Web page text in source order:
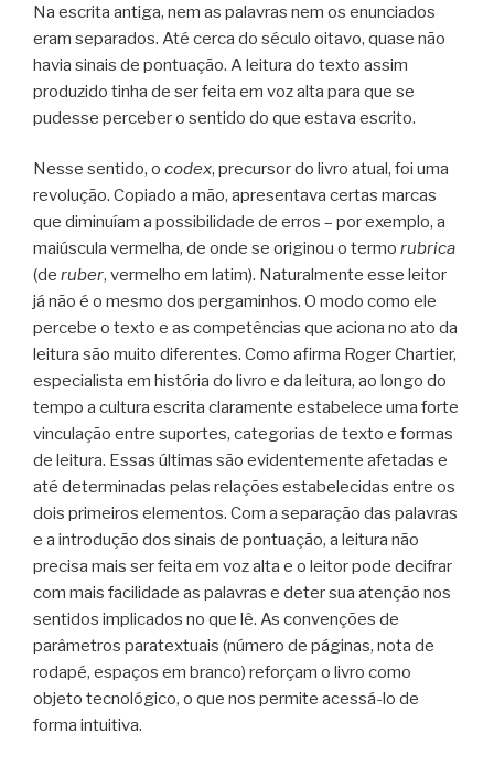
Na escrita antiga, nem as palavras nem os enunciados
eram separados. Até cerca do século oitavo, quase não
havia sinais de pontuação. A leitura do texto assim
produzido tinha de ser feita em voz alta para que se
pudesse perceber o sentido do que estava escrito.
Nesse sentido, o codex, precursor do livro atual, foi uma
revolução. Copiado a mão, apresentava certas marcas
que diminuíam a possibilidade de erros – por exemplo, a
maiúscula vermelha, de onde se originou o termo rubrica
(de ruber, vermelho em latim). Naturalmente esse leitor
já não é o mesmo dos pergaminhos. O modo como ele
percebe o texto e as competências que aciona no ato da
leitura são muito diferentes. Como afirma Roger Chartier,
especialista em história do livro e da leitura, ao longo do
tempo a cultura escrita claramente estabelece uma forte
vinculação entre suportes, categorias de texto e formas
de leitura. Essas últimas são evidentemente afetadas e
até determinadas pelas relações estabelecidas entre os
dois primeiros elementos. Com a separação das palavras
e a introdução dos sinais de pontuação, a leitura não
precisa mais ser feita em voz alta e o leitor pode decifrar
com mais facilidade as palavras e deter sua atenção nos
sentidos implicados no que lê. As convenções de
parâmetros paratextuais (número de páginas, nota de
rodapé, espaços em branco) reforçam o livro como
objeto tecnológico, o que nos permite acessá-lo de
forma intuitiva.